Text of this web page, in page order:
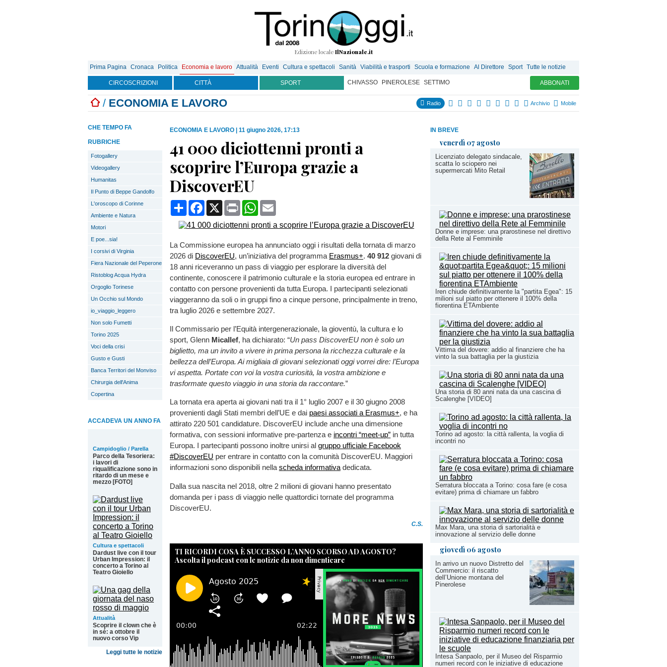
Edizione locale IlNazionale.it
Prima Pagina Cronaca Politica Economia e lavoro Attualità Eventi Cultura e spettacoli Sanità Viabilità e trasporti Scuola e formazione Al Direttore Sport Tutte le notizie
CIRCOSCRIZIONI CITTÀ SPORT CHIVASSO PINEROLESE SETTIMO ABBONATI
/ ECONOMIA E LAVORO Radio Archivio Mobile
IN BREVE
venerdì 07 agosto
Licenziato delegato sindacale,
scatta lo sciopero nei
supermercati Mito Retail
Donne e imprese: una prarostinese nel direttivo
della Rete al Femminile
Iren chiude definitivamente la "partita Egea": 15
milioni sul piatto per ottenere il 100% della
fiorentina ETAmbiente
Vittima del dovere: addio al finanziere che ha
vinto la sua battaglia per la giustizia
Una storia di 80 anni nata da una cascina di
Scalenghe [VIDEO]
Torino ad agosto: la città rallenta, la voglia di
incontri no
Serratura bloccata a Torino: cosa fare (e cosa
evitare) prima di chiamare un fabbro
Max Mara, una storia di sartorialità e
innovazione al servizio delle donne
giovedì 06 agosto
In arrivo un nuovo Distretto del
Commercio: il riscatto
dell’Unione montana del
Pinerolese
Intesa Sanpaolo, per il Museo del Risparmio
numeri record con le iniziative di educazione
CHE TEMPO FA
RUBRICHE
Fotogallery
Videogallery
Humanitas
Il Punto di Beppe Gandolfo
L'oroscopo di Corinne
Ambiente e Natura
Motori
E poe...sia!
I corsivi di Virginia
Fiera Nazionale del Peperone
Ristoblog Acqua Hydra
Orgoglio Torinese
Un Occhio sul Mondo
io_viaggio_leggero
Non solo Fumetti
Torino 2025
Voci della crisi
Gusto e Gusti
Banca Territori del Monviso
Chirurgia dell'Anima
Copertina
ACCADEVA UN ANNO FA
Campidoglio / Parella
Parco della Tesoriera:
i lavori di
riqualificazione sono in
ritardo di un mese e
mezzo [FOTO]
Cultura e spettacoli
Dardust live con il tour
Urban Impression: il
concerto a Torino al
Teatro Gioiello
Attualità
Scoprire il clown che è
in sé: a ottobre il
nuovo corso Vip
Leggi tutte le notizie
ECONOMIA E LAVORO 11 giugno 2026, 17:13
41 000 diciottenni pronti a
scoprire l’Europa grazie a
DiscoverEU
CondividiFacebook
X Print WhatsApp
La Commissione europea ha annunciato oggi i risultati della tornata di marzo
2026 di DiscoverEU, un’iniziativa del programma Erasmus+. 40 912 giovani di
18 anni riceveranno un pass di viaggio per esplorare la diversità del
continente, conoscere il patrimonio culturale e la storia europea ed entrare in
contatto con persone provenienti da tutta Europa. I partecipanti selezionati
viaggeranno da soli o in gruppi fino a cinque persone, principalmente in treno,
tra luglio 2026 e settembre 2027.
Il Commissario per l’Equità intergenerazionale, la gioventù, la cultura e lo
sport, Glenn Micallef, ha dichiarato: “Un pass DiscoverEU non è solo un
biglietto, ma un invito a vivere in prima persona la ricchezza culturale e la
bellezza dell’Europa. Ai migliaia di giovani selezionati oggi vorrei dire: l’Europa
vi aspetta. Portate con voi la vostra curiosità, la vostra ambizione e
trasformate questo viaggio in una storia da raccontare.”
La tornata era aperta ai giovani nati tra il 1° luglio 2007 e il 30 giugno 2008
provenienti dagli Stati membri dell’UE e dai paesi associati a Erasmus+, e ha
attirato 220 501 candidature. DiscoverEU include anche una dimensione
formativa, con sessioni informative pre-partenza e incontri “meet-up” in tutta
Europa. I partecipanti possono inoltre unirsi al gruppo ufficiale Facebook
#DiscoverEU per entrare in contatto con la comunità DiscoverEU. Maggiori
informazioni sono disponibili nella scheda informativa dedicata.
Dalla sua nascita nel 2018, oltre 2 milioni di giovani hanno presentato
domanda per i pass di viaggio nelle quattordici tornate del programma
DiscoverEU.
C.S.
TI RICORDI COSA È SUCCESSO L’ANNO SCORSO AD AGOSTO?
Ascolta il podcast con le notizie da non dimenticare